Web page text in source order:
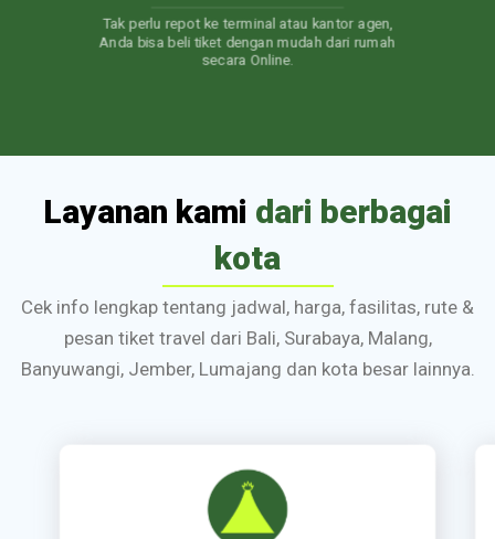
Layanan Customer Service 24 jam. Jadi, kapan
pun Anda punya pertanyaan, Kami akan selalu
siap membantu.
Layanan kami dari berbagai
kota
Cek info lengkap tentang jadwal, harga, fasilitas, rute &
pesan tiket travel dari Bali, Surabaya, Malang,
Banyuwangi, Jember, Lumajang dan kota besar lainnya.